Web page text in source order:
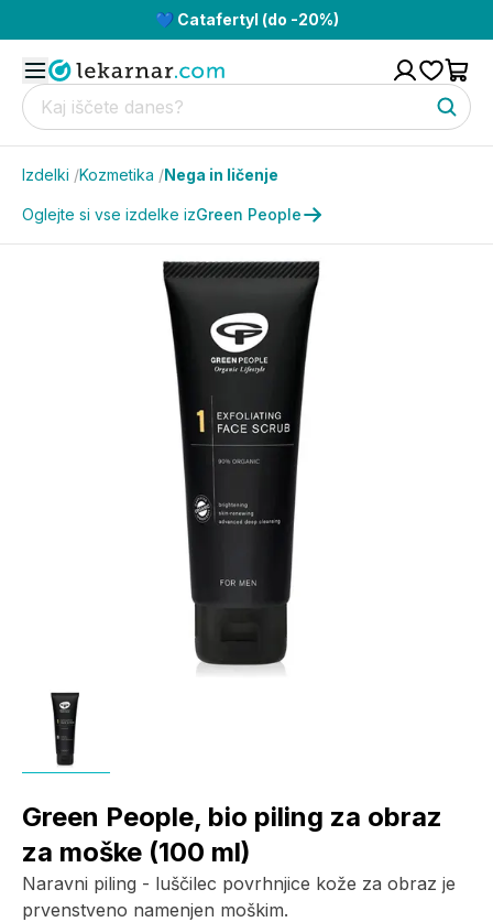
💙 Catafertyl (do -20%)
Izdelki /Kozmetika /Nega in ličenje
Oglejte si vse izdelke izGreen People
Green People, bio piling za obraz
za moške (100 ml)
Naravni piling - luščilec povrhnjice kože za obraz je
prvenstveno namenjen moškim.